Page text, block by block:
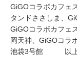
GiGOコラボカフェ
タンドささしま、
GiGOコラボカフェ
岡天神、GiGOコラ
池袋3号館 以上